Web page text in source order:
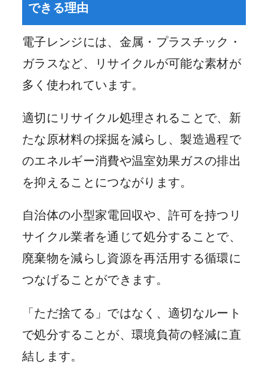
できる理由
電子レンジには、金属・プラスチック・
ガラスなど、リサイクルが可能な素材が
多く使われています。
適切にリサイクル処理されることで、新
たな原材料の採掘を減らし、製造過程で
のエネルギー消費や温室効果ガスの排出
を抑えることにつながります。
自治体の小型家電回収や、許可を持つリ
サイクル業者を通じて処分することで、
廃棄物を減らし資源を再活用する循環に
つなげることができます。
「ただ捨てる」ではなく、適切なルート
で処分することが、環境負荷の軽減に直
結します。